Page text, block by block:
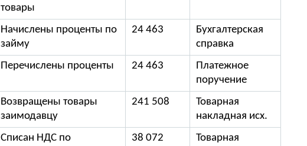
товары
Начислены проценты по
займу
24 463
Бухгалтерская
справка
Перечислены проценты 24 463
Платежное
поручение
Возвращены товары
заимодавцу
241 508
Товарная
накладная исх.
Списан НДС по
38 072
Товарная